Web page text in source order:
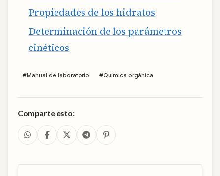
Propiedades de los hidratos
Determinación de los parámetros
cinéticos
#Manual de laboratorio #Química orgánica
Comparte esto: